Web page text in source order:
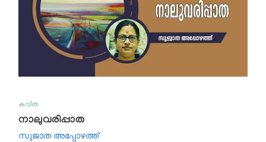
കവിത
നാലുവരിപ്പാത
സുജാത അപ്പോഴത്ത്